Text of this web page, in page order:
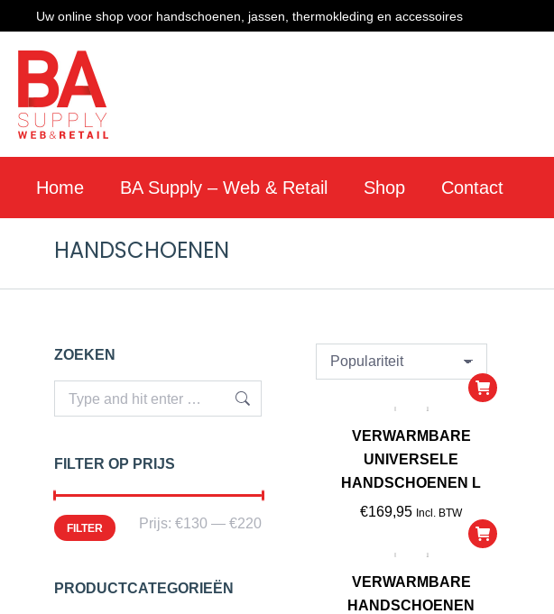
Uw online shop voor handschoenen, jassen, thermokleding en accessoires
Home BA Supply – Web & Retail Shop Contact
HANDSCHOENEN
VERWARMBARE
UNIVERSELE
HANDSCHOENEN L
€169,95 Incl. BTW
VERWARMBARE
HANDSCHOENEN
ZOEKEN
FILTER OP PRIJS
FILTER Prijs: €130 — €220
PRODUCTCATEGORIEËN